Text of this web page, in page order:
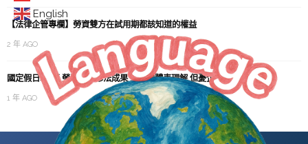
English
【法律企管專欄】勞資雙方在試用期都該知道的權益
2 年 AGO
國定假日增5天 勞團肯定修法成果 工商團體表理解 但憂企業成本與彈性
1 年 AGO